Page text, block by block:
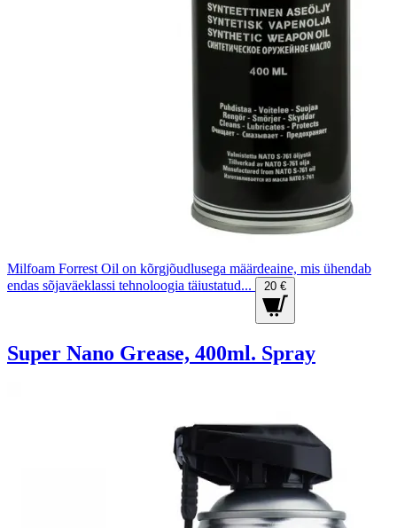
Milfoam Forrest Oil on kõrgjõudlusega määrdeaine, mis ühendab
endas sõjaväeklassi tehnoloogia täiustatud...
20 €
Super Nano Grease, 400ml. Spray